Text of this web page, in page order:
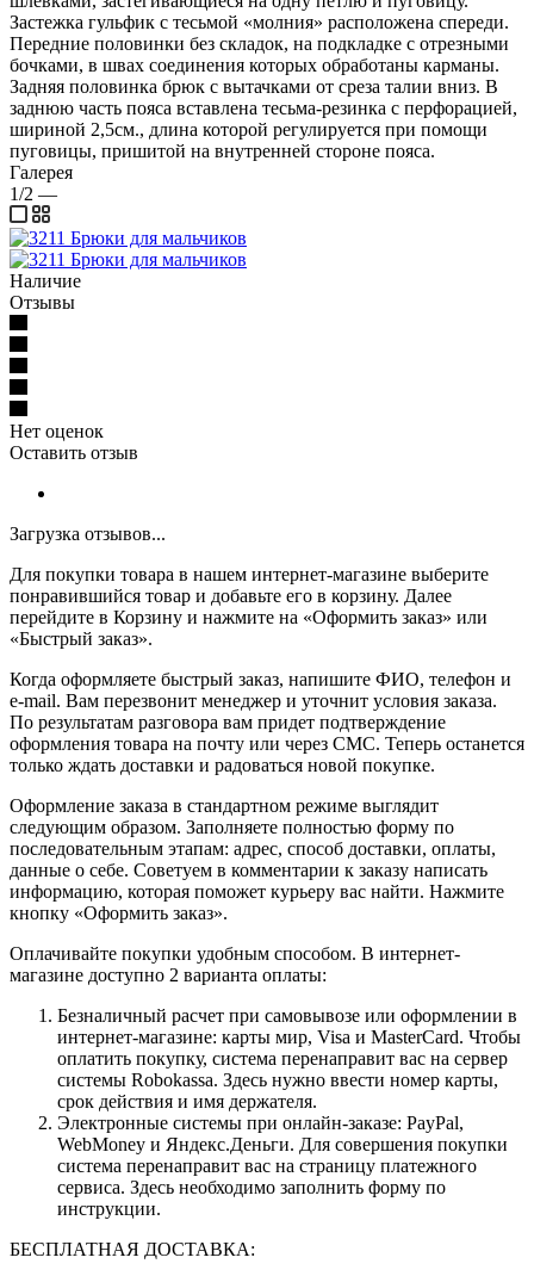
Застежка гульфик с тесьмой «молния» расположена спереди.
Передние половинки без складок, на подкладке с отрезными
бочками, в швах соединения которых обработаны карманы.
Задняя половинка брюк с вытачками от среза талии вниз. В
заднюю часть пояса вставлена тесьма-резинка с перфорацией,
шириной 2,5см., длина которой регулируется при помощи
пуговицы, пришитой на внутренней стороне пояса.
Галерея
1/2 —
Наличие
Отзывы
Нет оценок
Оставить отзыв
Загрузка отзывов...
Для покупки товара в нашем интернет-магазине выберите
понравившийся товар и добавьте его в корзину. Далее
перейдите в Корзину и нажмите на «Оформить заказ» или
«Быстрый заказ».
Когда оформляете быстрый заказ, напишите ФИО, телефон и
e-mail. Вам перезвонит менеджер и уточнит условия заказа.
По результатам разговора вам придет подтверждение
оформления товара на почту или через СМС. Теперь останется
только ждать доставки и радоваться новой покупке.
Оформление заказа в стандартном режиме выглядит
следующим образом. Заполняете полностью форму по
последовательным этапам: адрес, способ доставки, оплаты,
данные о себе. Советуем в комментарии к заказу написать
информацию, которая поможет курьеру вас найти. Нажмите
кнопку «Оформить заказ».
Оплачивайте покупки удобным способом. В интернет-
магазине доступно 2 варианта оплаты:
Безналичный расчет при самовывозе или оформлении в
интернет-магазине: карты мир, Visa и MasterCard. Чтобы
оплатить покупку, система перенаправит вас на сервер
системы Robokassa. Здесь нужно ввести номер карты,
срок действия и имя держателя.
Электронные системы при онлайн-заказе: PayPal,
WebMoney и Яндекс.Деньги. Для совершения покупки
система перенаправит вас на страницу платежного
сервиса. Здесь необходимо заполнить форму по
инструкции.
БЕСПЛАТНАЯ ДОСТАВКА: